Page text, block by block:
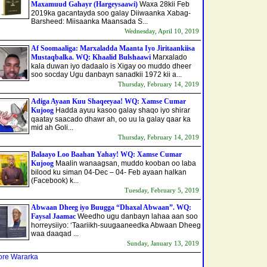
Maxamuud Gahayr (Hargeysaawi) Waxa 28kii Feb
2019ka gacantayda soo galay Diiwaanka Xabag-
Barsheed: Miisaanka Maansada S...
Wednesday, April 10, 2019
Af Soomaaliga: Marxaladda Maanta Iyo Jiritaankiisa
Mustaqbalka. WQ: Khaalid Bulshaawi Marxalado
kala duwan iyo dadaalo is Xigay oo muddo dheer
soo socday Ugu danbayn sanadkii 1972 kii a...
Thursday, February 14, 2019
Adiga Ayaan Kuu Shaqeeyaa! WQ: Xamse Cumar
Kujoog Hadda ayuu kasoo galay shaqo iyo shirar
qaatay saacado dhawr ah, oo uu la galay qaar ka
mid ah Goli...
Thursday, February 14, 2019
Balaayo Loo Baahan Yahay! WQ: Xamse Cumar
Kujoog Maalin wanaagsan, muddo kooban oo laba
bilood ku siman 04-Dec – 04- Feb ayaan halkan
(Facebook) k...
Tuesday, February 5, 2019
Abwaan Dheeg iyo Buugga “Dhaxal Abwaan”. WQ:
Faysal Jaamac Weedho ugu danbayn lahaa aan soo
horreysiiyo: ‘Taariikh-suugaaneedka Abwaan Dheeg
waa daaqad ...
Sunday, January 13, 2019
Wararka